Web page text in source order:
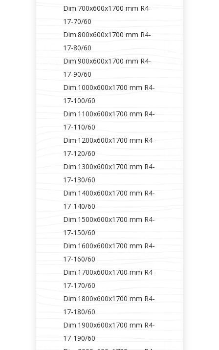
Dim.700x600x1700 mm R4-
17-70/60
Dim.800x600x1700 mm R4-
17-80/60
Dim.900x600x1700 mm R4-
17-90/60
Dim.1000x600x1700 mm R4-
17-100/60
Dim.1100x600x1700 mm R4-
17-110/60
Dim.1200x600x1700 mm R4-
17-120/60
Dim.1300x600x1700 mm R4-
17-130/60
Dim.1400x600x1700 mm R4-
17-140/60
Dim.1500x600x1700 mm R4-
17-150/60
Dim.1600x600x1700 mm R4-
17-160/60
Dim.1700x600x1700 mm R4-
17-170/60
Dim.1800x600x1700 mm R4-
17-180/60
Dim.1900x600x1700 mm R4-
17-190/60